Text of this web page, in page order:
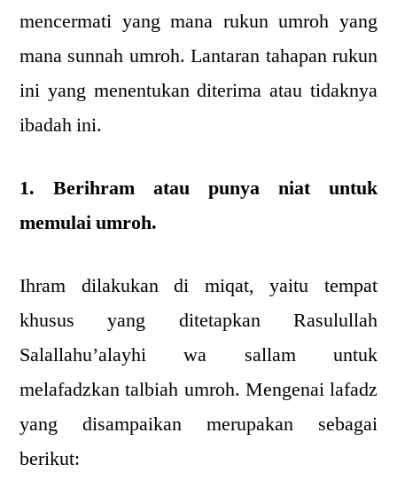
mencermati yang mana rukun umroh yang
mana sunnah umroh. Lantaran tahapan rukun
ini yang menentukan diterima atau tidaknya
ibadah ini.
1. Berihram atau punya niat untuk
memulai umroh.
Ihram dilakukan di miqat, yaitu tempat
khusus yang ditetapkan Rasulullah
Salallahu’alayhi wa sallam untuk
melafadzkan talbiah umroh. Mengenai lafadz
yang disampaikan merupakan sebagai
berikut: